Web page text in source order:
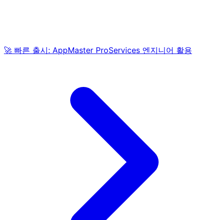
🚀 빠른 출시: AppMaster ProServices 엔지니어 활용